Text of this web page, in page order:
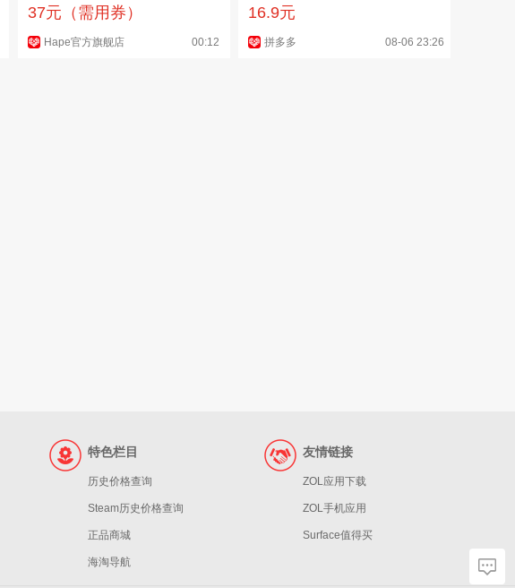
37元（需用券）
Hape官方旗舰店 00:12
16.9元
拼多多 08-06 23:26
特色栏目
历史价格查询
Steam历史价格查询
正品商城
海淘导航
友情链接
ZOL应用下载
ZOL手机应用
Surface值得买